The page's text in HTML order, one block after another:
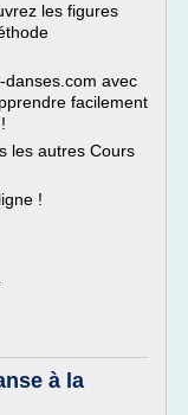
les figures
avec
facilement
les autres Cours
!
à la